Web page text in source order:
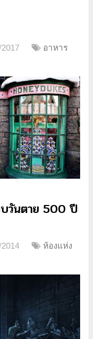
อาหาร
บวันตาย 500 ปี
ห้องแห่ง